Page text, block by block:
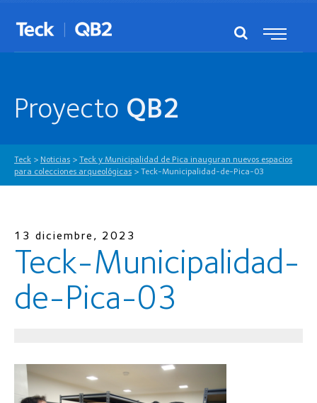
Proyecto QB2
Teck > Noticias > Teck y Municipalidad de Pica inauguran nuevos espacios
para colecciones arqueológicas > Teck-Municipalidad-de-Pica-03
13 diciembre, 2023
Teck-Municipalidad-
de-Pica-03